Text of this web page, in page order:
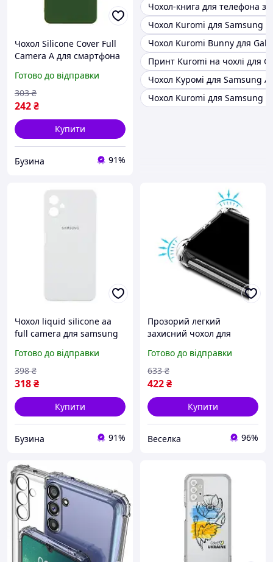
Чохол Silicone Cover Full
Camera A для смартфона
колір Dark Green buzyna
Готово до відправки
242₴
303 ₴
Купити
Бузина 91%
Чохол-книга для телефона з
Чохол Kuromi для Samsung
Чохол Kuromi Bunny для
Принт Kuromi на чохлі для
Чохол Куромі для Samsung
Чохол Kuromi для Samsung
Чохол liquid silicone aa
full camera для samsung
white buzyna
Готово до відправки
318₴
398 ₴
Купити
Бузина 91%
Прозорий легкий
захисний чохол для
антиударною технологією
для Galaxy A05s FLAME
Готово до відправки
422₴
633 ₴
Купити
Веселка 96%